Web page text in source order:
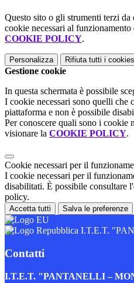
Questo sito o gli strumenti terzi
cookie necessari al
COOKIE POLICY.
Personalizza Rifiuta tutti i cookies
Gestione cookie
In questa schermata è possibile
I cookie necessari sono quelli che
piattaforma e non è possibile
Per conoscere quali sono i cookie
visionare la COOKIE POLICY.
Cookie necessari per il
I cookie necessari per il
disabilitati. È possibile consultare
policy.
Accetta tutti Salva le preferenze
I.T.E.T.
Contatti
I.T.E.T. "PANTANELLI –